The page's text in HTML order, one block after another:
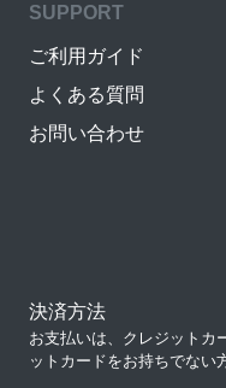
SUPPORT
ご利用ガイド
よくある質問
お問い合わせ
決済方法
お支払いは、クレジットカ
ットカードをお持ちでない